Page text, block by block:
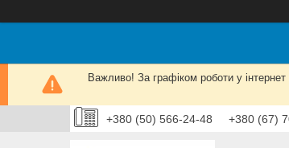
Важливо! За графіком роботи у
+380 (50) 566-24-48 +380 (67)